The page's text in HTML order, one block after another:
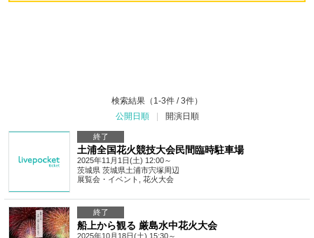
検索結果（1-3件 / 3件）
公開日順
開演日順
終了
土浦全国花火競技大会民間臨時駐車場
2025年11月1日(土) 12:00～
茨城県 茨城県土浦市宍塚周辺
展覧会・イベント
花火大会
終了
船上から観る 厳島水中花火大会
2025年10月18日(土) 15:30～